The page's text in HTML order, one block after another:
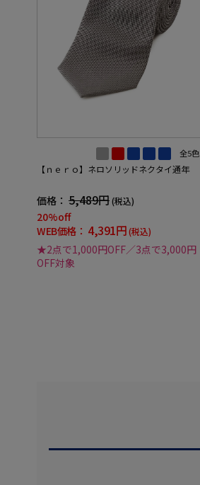
全5色
【ｎｅｒｏ】ネロソリッドネクタイ通年
価格： 5,489円(税込)
20%off
WEB価格： 4,391円(税込)
★2点で1,000円OFF／3点で3,000円
OFF対象